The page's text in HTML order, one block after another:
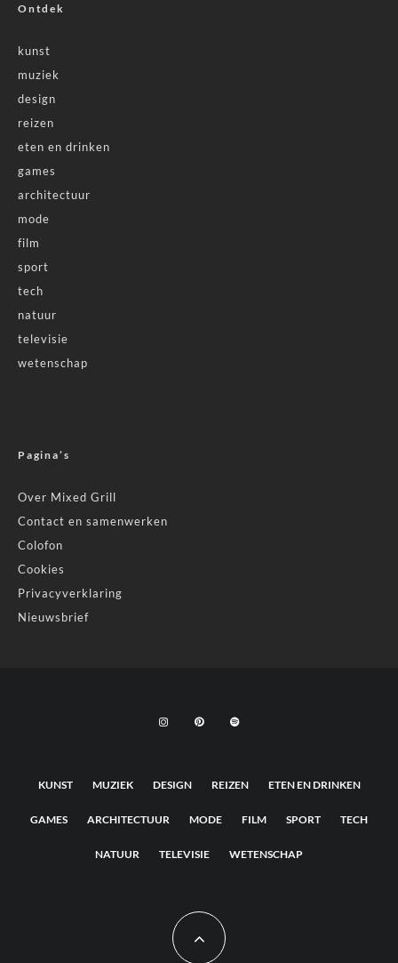
Ontdek
kunst
muziek
design
reizen
eten en drinken
games
architectuur
mode
film
sport
tech
natuur
televisie
wetenschap
Pagina’s
Over Mixed Grill
Contact en samenwerken
Colofon
Cookies
Privacyverklaring
Nieuwsbrief
KUNST MUZIEK DESIGN REIZEN ETEN EN DRINKEN
GAMES ARCHITECTUUR MODE FILM SPORT TECH
NATUUR TELEVISIE WETENSCHAP